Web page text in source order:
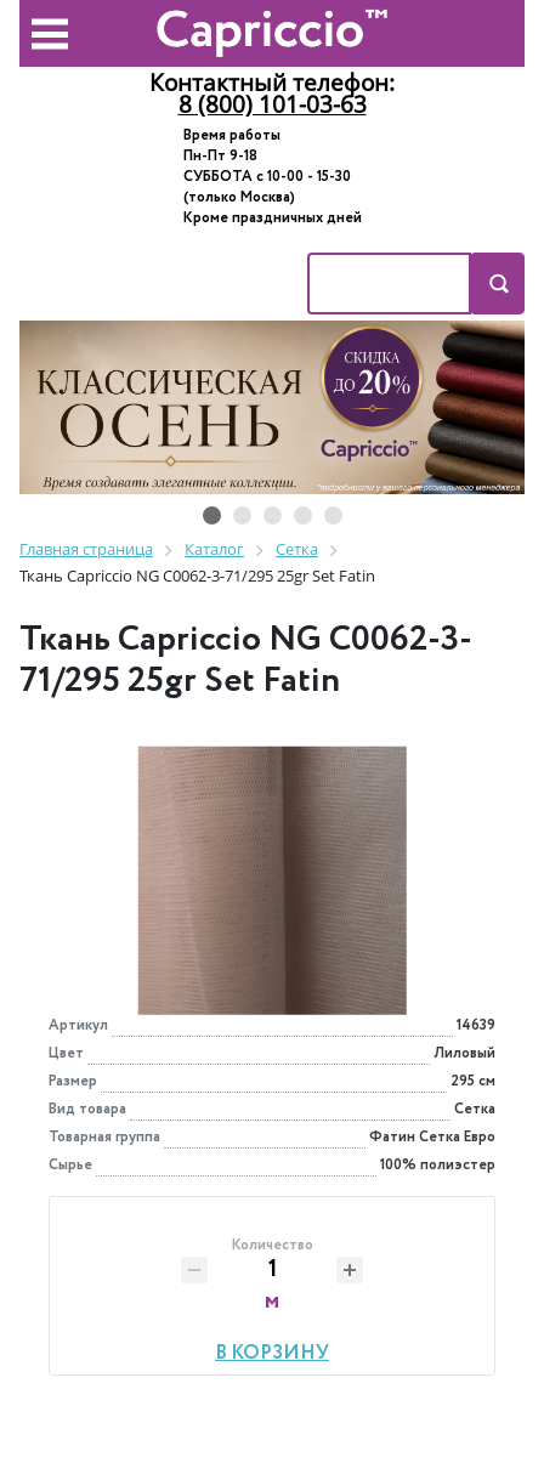
Контактный телефон:
8 (800) 101-03-63
Время работы
Пн-Пт 9-18
СУББОТА с 10-00 - 15-30
(только Москва)
Кроме праздничных дней
Главная страница Каталог
Сетка
Ткань Capriccio NG C0062-3-71/295 25gr Set Fatin
Ткань Capriccio NG C0062-3-
71/295 25gr Set Fatin
Артикул
14639
Цвет
Лиловый
Размер
295 см
Вид товара
Сетка
Товарная группа
Фатин Сетка Евро
Сырье
100% полиэстер
Количество
м
В КОРЗИНУ